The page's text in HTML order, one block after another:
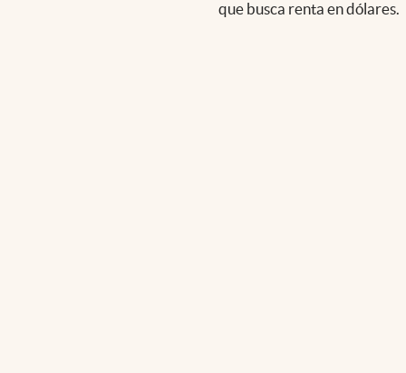
que busca renta en dólares.